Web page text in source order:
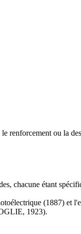
renforcement ou la
chacune étant
(1887) et
1923).